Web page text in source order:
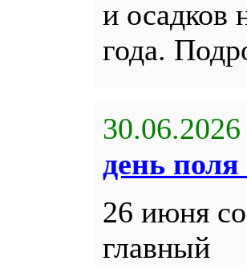
и осадков
года.
30.06.2026
день поля
26 июня
главный